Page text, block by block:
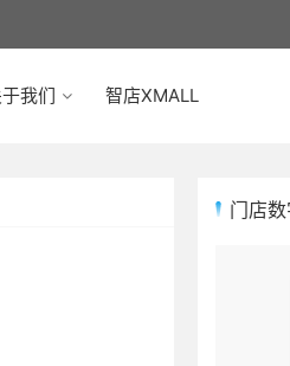
我们 智店XMALL
门店